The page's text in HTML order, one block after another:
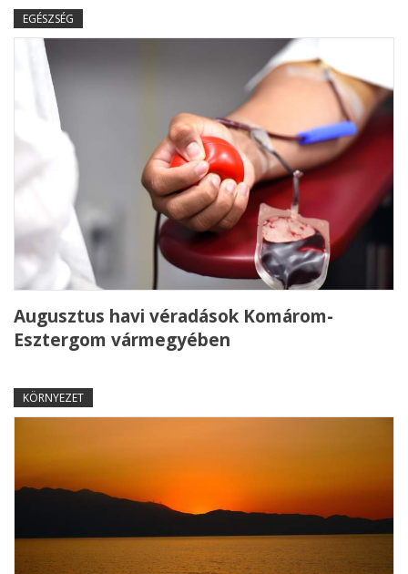
EGÉSZSÉG
Augusztus havi véradások Komárom-
Esztergom vármegyében
KÖRNYEZET